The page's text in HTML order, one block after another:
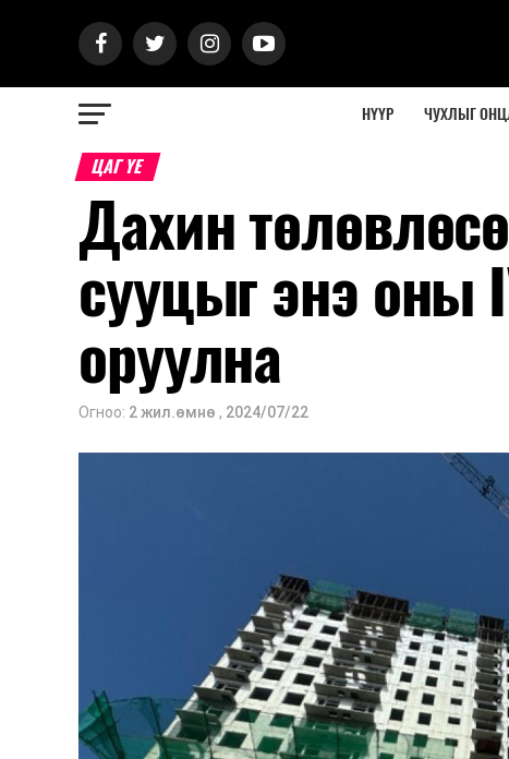
НҮҮР ЧУХЛЫГ
ЦАГ ҮЕ
Дахин
сууцыг энэ оны
оруулна
Огноо: 2 жил.өмнө , 2024/07/22